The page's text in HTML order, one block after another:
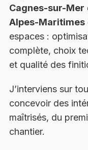
Cagnes-sur-Mer
Alpes-Maritimes
espaces :
complète, choix
et qualité des
J’interviens sur
concevoir des
maîtrisés, du
chantier.